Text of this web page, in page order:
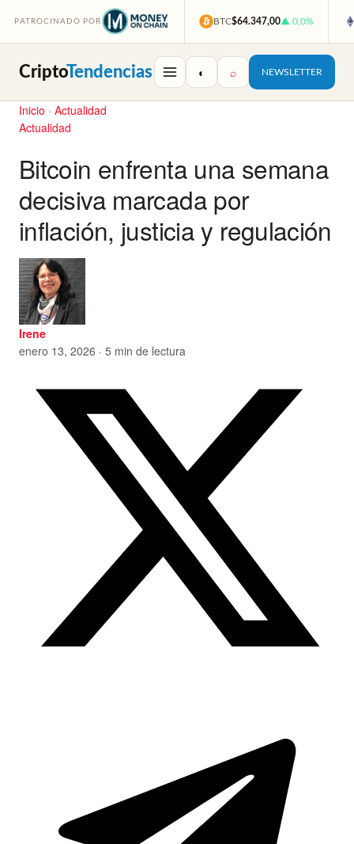
PATROCINADO POR BTC$64.347,00▲ 0,0%
CriptoTendencias ◐ ⌕ NEWSLETTER
Inicio · Actualidad
Actualidad
Bitcoin enfrenta una semana
decisiva marcada por
inflación, justicia y regulación
Irene
enero 13, 2026 · 5 min de lectura